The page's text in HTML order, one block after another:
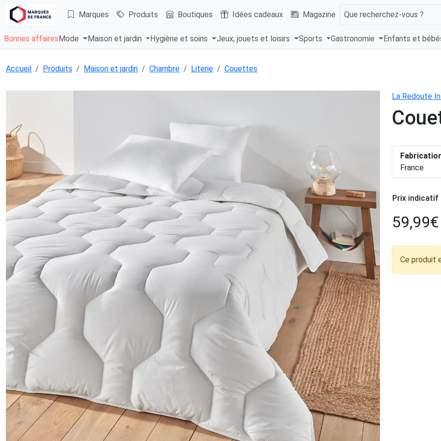
Marques Produits Boutiques Idées cadeaux Magazine Que recherchez-vous ?
Bonnes affaires Mode Maison et jardin Hygiène et soins Jeux, jouets et loisirs Sports Gastronomie Enfants et
Accueil Produits Maison et jardin Chambre Literie Couettes
La Redoute
France
Prix indicatif
59,99€
Ce produit